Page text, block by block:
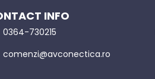
INFO
0364-730215
comenzi@avconectica.ro